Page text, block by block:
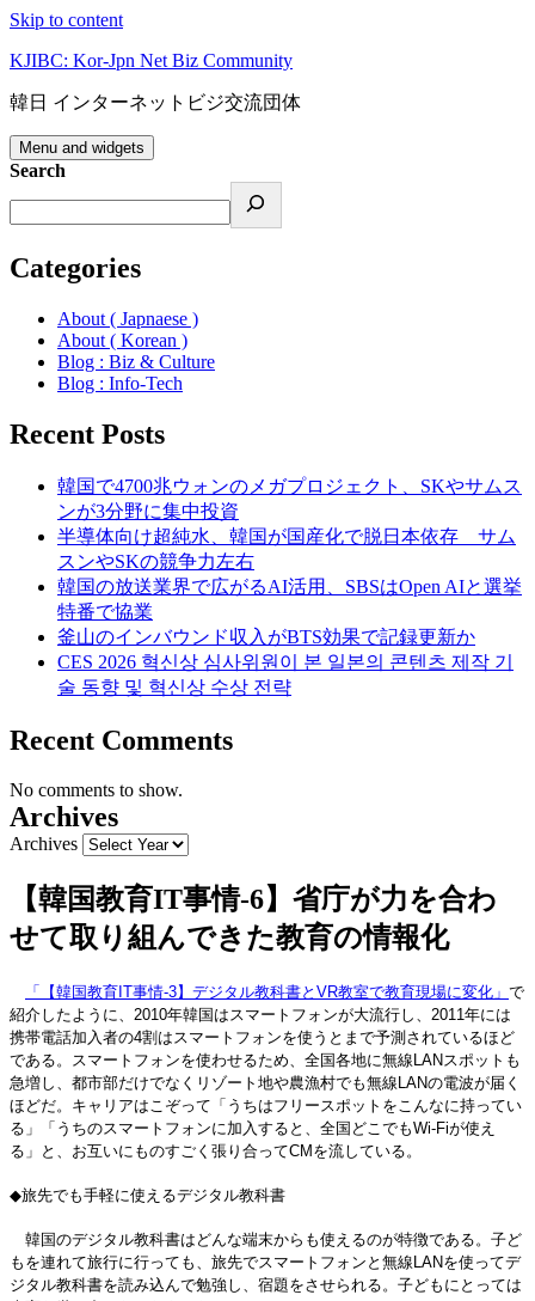
Skip to content
KJIBC: Kor-Jpn Net Biz Community
韓日 インターネットビジ交流団体
Menu and widgets
Search
Categories
About ( Japnaese )
About ( Korean )
Blog : Biz & Culture
Blog : Info-Tech
Recent Posts
韓国で4700兆ウォンのメガプロジェクト、SKやサムス
ンが3分野に集中投資
半導体向け超純水、韓国が国産化で脱日本依存 サム
スンやSKの競争力左右
韓国の放送業界で広がるAI活用、SBSはOpen AIと選挙
特番で協業
釜山のインバウンド収入がBTS効果で記録更新か
CES 2026 혁신상 심사위원이 본 일본의 콘텐츠 제작 기
술 동향 및 혁신상 수상 전략
Recent Comments
No comments to show.
Archives
Archives
【韓国教育IT事情-6】省庁が力を合わ
せて取り組んできた教育の情報化
「【韓国教育IT事情-3】デジタル教科書とVR教室で教育現場に変化」 で
紹介したように、2010年韓国はスマートフォンが大流行し、2011年には
携帯電話加入者の4割はスマートフォンを使うとまで予測されているほど
である。スマートフォンを使わせるため、全国各地に無線LANスポットも
急増し、都市部だけでなくリゾート地や農漁村でも無線LANの電波が届く
ほどだ。キャリアはこぞって「うちはフリースポットをこんなに持ってい
る」「うちのスマートフォンに加入すると、全国どこでもWi-Fiが使え
る」と、お互いにものすごく張り合ってCMを流している。
◆旅先でも手軽に使えるデジタル教科書
韓国のデジタル教科書はどんな端末からも使えるのが特徴である。子ど
もを連れて旅行に行っても、旅先でスマートフォンと無線LANを使ってデ
ジタル教科書を読み込んで勉強し、宿題をさせられる。子どもにとっては